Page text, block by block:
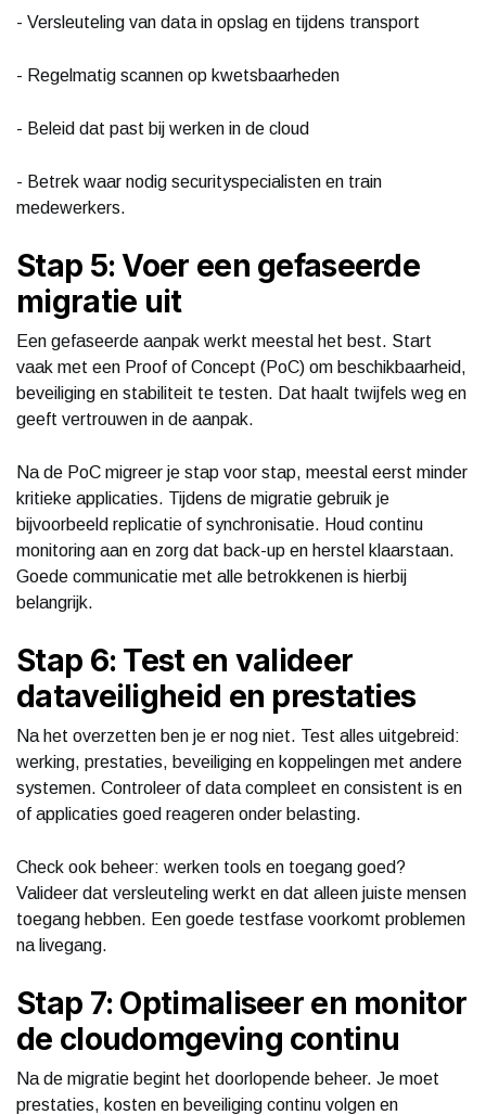
- Versleuteling van data in opslag en tijdens transport
- Regelmatig scannen op kwetsbaarheden
- Beleid dat past bij werken in de cloud
- Betrek waar nodig securityspecialisten en train
medewerkers.
Stap 5: Voer een gefaseerde
migratie uit
Een gefaseerde aanpak werkt meestal het best. Start
vaak met een Proof of Concept (PoC) om beschikbaarheid,
beveiliging en stabiliteit te testen. Dat haalt twijfels weg en
geeft vertrouwen in de aanpak.
Na de PoC migreer je stap voor stap, meestal eerst minder
kritieke applicaties. Tijdens de migratie gebruik je
bijvoorbeeld replicatie of synchronisatie. Houd continu
monitoring aan en zorg dat back-up en herstel klaarstaan.
Goede communicatie met alle betrokkenen is hierbij
belangrijk.
Stap 6: Test en valideer
dataveiligheid en prestaties
Na het overzetten ben je er nog niet. Test alles uitgebreid:
werking, prestaties, beveiliging en koppelingen met andere
systemen. Controleer of data compleet en consistent is en
of applicaties goed reageren onder belasting.
Check ook beheer: werken tools en toegang goed?
Valideer dat versleuteling werkt en dat alleen juiste mensen
toegang hebben. Een goede testfase voorkomt problemen
na livegang.
Stap 7: Optimaliseer en monitor
de cloudomgeving continu
Na de migratie begint het doorlopende beheer. Je moet
prestaties, kosten en beveiliging continu volgen en